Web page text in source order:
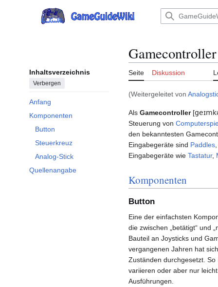
Hauptmenü
Inhaltsverzeichnis
Verbergen
Anfang
Komponenten
Button
Steuerkreuz
Analog-Stick
Quellenangabe
Gamecontroller
Seite Diskussion
(Weitergeleitet von
Als Gamecontroller[
Steuerung von
den bekanntesten
Eingabegeräte sind Paddles
Eingabegeräte wie Tastatur,
Komponenten
Button
Eine der einfachsten
die zwischen „betätigt“ und
Bauteil an Joysticks und
vergangenen Jahren hat
Zuständen durchgesetzt.
variieren oder aber nur
Ausführungen.